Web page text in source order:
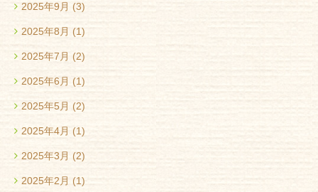
2025年9月 (3)
2025年8月 (1)
2025年7月 (2)
2025年6月 (1)
2025年5月 (2)
2025年4月 (1)
2025年3月 (2)
2025年2月 (1)